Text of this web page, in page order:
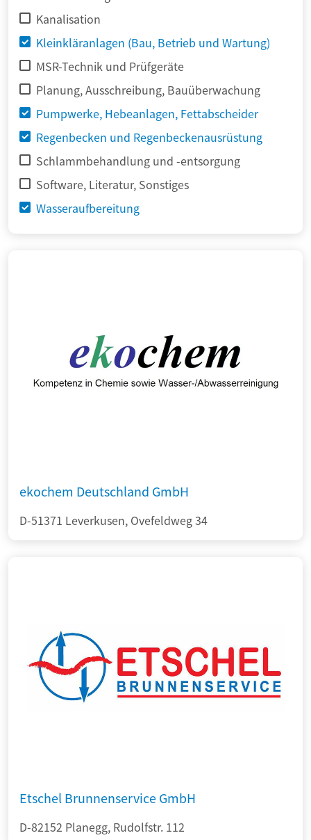
Kanalisation
Kleinkläranlagen (Bau, Betrieb und Wartung)
MSR-Technik und Prüfgeräte
Planung, Ausschreibung, Bauüberwachung
Pumpwerke, Hebeanlagen, Fettabscheider
Regenbecken und Regenbeckenausrüstung
Schlammbehandlung und -entsorgung
Software, Literatur, Sonstiges
Wasseraufbereitung
ekochem Deutschland GmbH
D-51371 Leverkusen, Ovefeldweg 34
Etschel Brunnenservice GmbH
D-82152 Planegg, Rudolfstr. 112